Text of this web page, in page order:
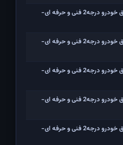
نمونه سئوالات پرتکرار برق خودرو درجه2 فنی و حرفه ای-
نمونه سئوالات پرتکرار برق خودرو درجه2 فنی و حرفه ای-
نمونه سئوالات پرتکرار برق خودرو درجه2 فنی و حرفه ای-
نمونه سئوالات پرتکرار برق خودرو درجه2 فنی و حرفه ای-
نمونه سئوالات پرتکرار برق خودرو درجه2 فنی و حرفه ای-